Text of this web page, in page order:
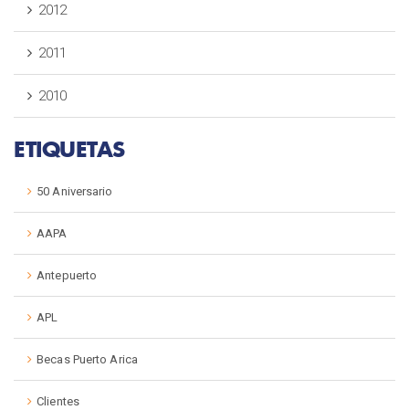
2012
2011
2010
ETIQUETAS
50 Aniversario
AAPA
Antepuerto
APL
Becas Puerto Arica
Clientes